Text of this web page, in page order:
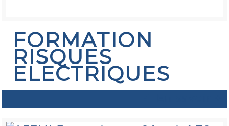
FORMATION
RISQUES
ELECTRIQUES